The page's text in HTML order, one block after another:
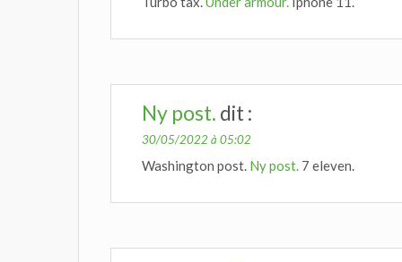
Ny post. dit :
30/05/2022 à 05:02
Washington post. Ny post. 7 eleven.